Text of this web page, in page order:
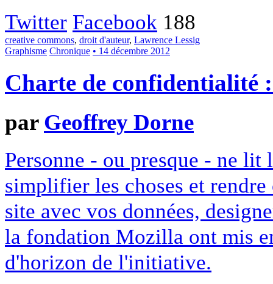
Twitter Facebook 188
creative commons, droit d'auteur, Lawrence Lessig
Graphisme Chronique • 14 décembre 2012
Charte de confidentialité
par Geoffrey Dorne
Personne - ou presque - ne
simplifier les choses et
site avec vos données,
la fondation Mozilla ont mis
d'horizon de l'initiative.